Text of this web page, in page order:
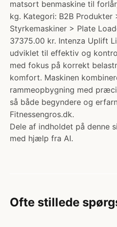
matsort benmaskine til
kg. Kategori: B2B Produkter
Styrkemaskiner > Plate
37375.00 kr. Intenza Uplift
udviklet til effektiv og
med fokus på korrekt
komfort. Maskinen
rammeopbygning med
så både begyndere og
Fitnessengros.dk.
Dele af indholdet på denne
med hjælp fra AI.
Ofte stillede